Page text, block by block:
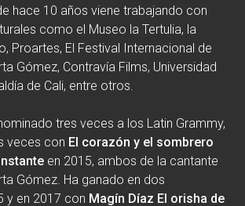
hace 10 años viene trabajando con
como el Museo la Tertulia, la
Proartes, El Festival Internacional de
Gómez, Contravía Films, Universidad
de Cali, entre otros.
tres veces a los Latin Grammy,
veces con El corazón y el sombrero
en 2015, ambos de la cantante
Gómez. Ha ganado en dos
y en 2017 con Magín Díaz El orisha de